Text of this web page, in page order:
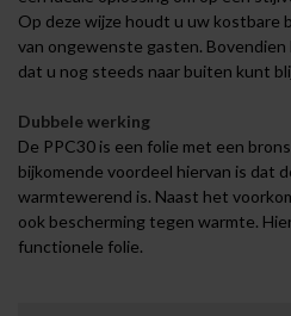
Op deze wijze houdt u uw
van ongewenste gasten.
dat u nog steeds naar buiten kunt
Dubbele werking
De PPC30 is een folie met een
bijkomende voordeel hiervan is dat
warmtewerend is. Naast het
ook bescherming tegen warmte.
functionele folie.